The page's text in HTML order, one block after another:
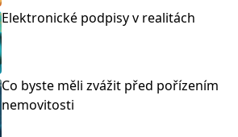
Elektronické podpisy v realitách
Co byste měli zvážit před pořízením
nemovitosti